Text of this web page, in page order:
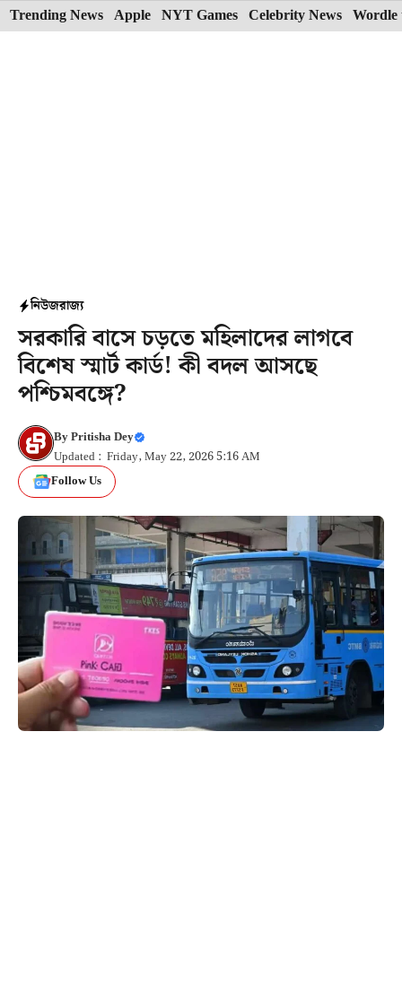
Skip
to
Trending News Apple NYT Games Celebrity News Wordle
নিউজরাজ্য
সরকারি বাসে চড়তে মহিলাদের লাগবে
বিশেষ স্মার্ট কার্ড! কী বদল আসছে
পশ্চিমবঙ্গে?
ByPritisha Dey
Updated : Friday, May 22, 2026 5:16 AM
Follow Us